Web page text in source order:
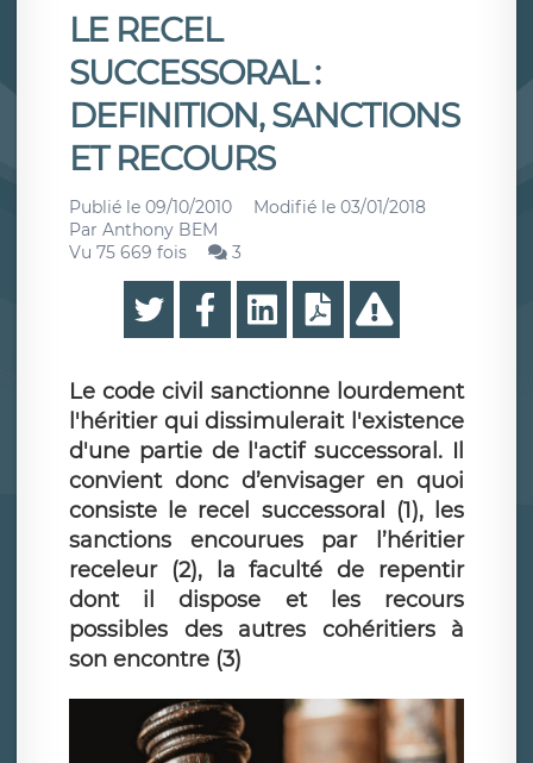
LE RECEL
SUCCESSORAL :
DEFINITION, SANCTIONS
ET RECOURS
Publié le 09/10/2010 Modifié le 03/01/2018
Par Anthony BEM
Vu 75 669 fois
3
Le code civil sanctionne lourdement
l'héritier qui dissimulerait l'existence
d'une partie de l'actif successoral. Il
convient donc d’envisager en quoi
consiste le recel successoral (1), les
sanctions encourues par l’héritier
receleur (2), la faculté de repentir
dont il dispose et les recours
possibles des autres cohéritiers à
son encontre (3)